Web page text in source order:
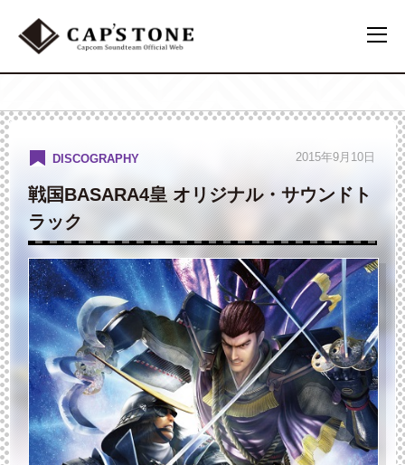
DISCOGRAPHY 2015年9月10日
戦国BASARA4皇 オリジナル・サウンドト
ラック